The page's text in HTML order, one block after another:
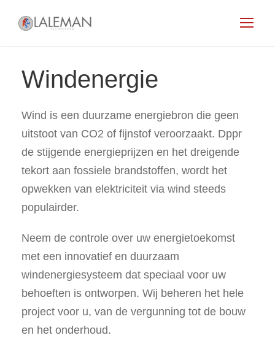
Windenergie
Wind is een duurzame energiebron die geen
uitstoot van CO2 of fijnstof veroorzaakt. Dppr
de stijgende energieprijzen en het dreigende
tekort aan fossiele brandstoffen, wordt het
opwekken van elektriciteit via wind steeds
populairder.
Neem de controle over uw energietoekomst
met een innovatief en duurzaam
windenergiesysteem dat speciaal voor uw
behoeften is ontworpen. Wij beheren het hele
project voor u, van de vergunning tot de bouw
en het onderhoud.